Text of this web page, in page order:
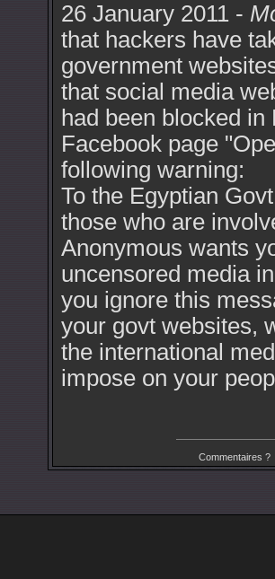
26 January 2011 -
that hackers have
government
that social media
had been blocked
Facebook page
following warning:
To the Egyptian
those who are
Anonymous wants
uncensored media
you ignore this
your govt websites,
the international
impose on your
Commentaires ?